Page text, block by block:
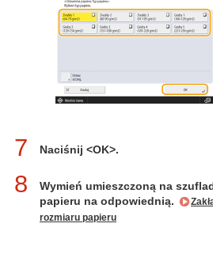
7 Naciśnij <OK>.
8
Wymień umieszczoną na
papieru na odpowiednią.
rozmiaru papieru